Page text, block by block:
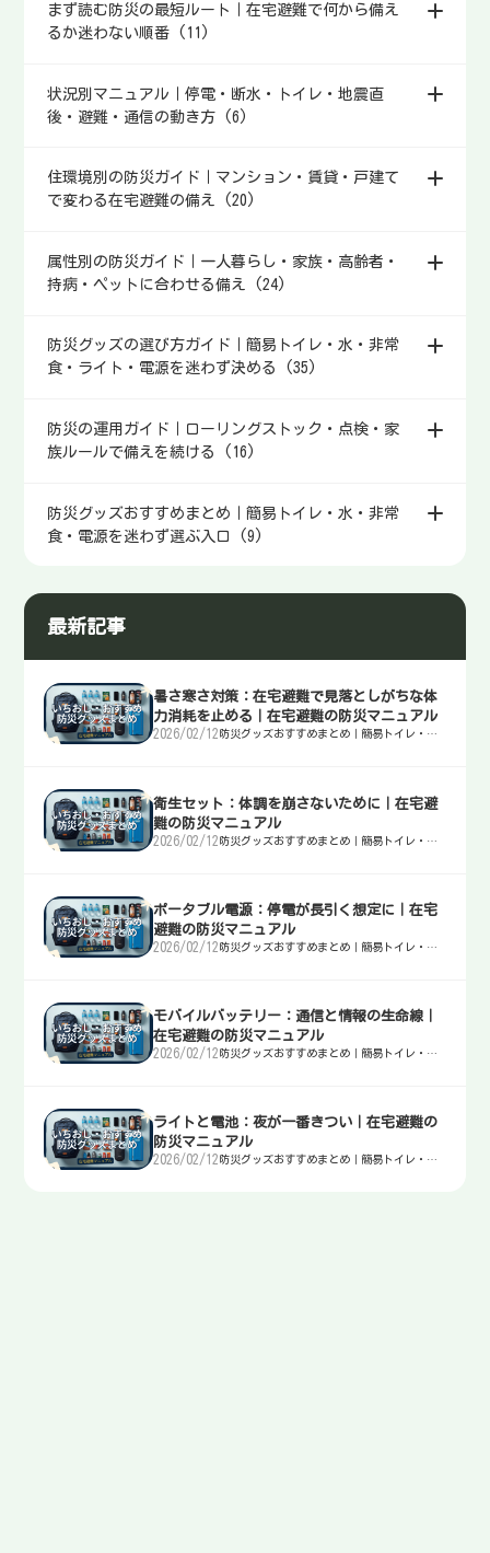
ます。
まず読む防災の最短ルート｜在宅避難で何から備え
るか迷わない順番 (11)
状況別マニュアル｜停電・断水・トイレ・地震直
後・避難・通信の動き方 (6)
住環境別の防災ガイド｜マンション・賃貸・戸建て
で変わる在宅避難の備え (20)
属性別の防災ガイド｜一人暮らし・家族・高齢者・
持病・ペットに合わせる備え (24)
防災グッズの選び方ガイド｜簡易トイレ・水・非常
食・ライト・電源を迷わず決める (35)
防災の運用ガイド｜ローリングストック・点検・家
族ルールで備えを続ける (16)
防災グッズおすすめまとめ｜簡易トイレ・水・非常
食・電源を迷わず選ぶ入口 (9)
最新記事
暑さ寒さ対策：在宅避難で見落としがちな体
力消耗を止める｜在宅避難の防災マニュアル
2026/02/12 防災グッズおすすめまとめ｜簡易トイレ・
衛生セット：体調を崩さないために｜在宅避
難の防災マニュアル
2026/02/12 防災グッズおすすめまとめ｜簡易トイレ・
ポータブル電源：停電が長引く想定に｜在宅
避難の防災マニュアル
2026/02/12 防災グッズおすすめまとめ｜簡易トイレ・
モバイルバッテリー：通信と情報の生命線｜
在宅避難の防災マニュアル
2026/02/12 防災グッズおすすめまとめ｜簡易トイレ・
ライトと電池：夜が一番きつい｜在宅避難の
防災マニュアル
2026/02/12 防災グッズおすすめまとめ｜簡易トイレ・